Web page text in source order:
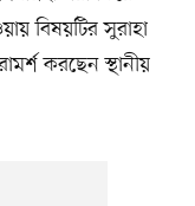
বিষয়টির সুরাহা
করছেন স্থানীয়